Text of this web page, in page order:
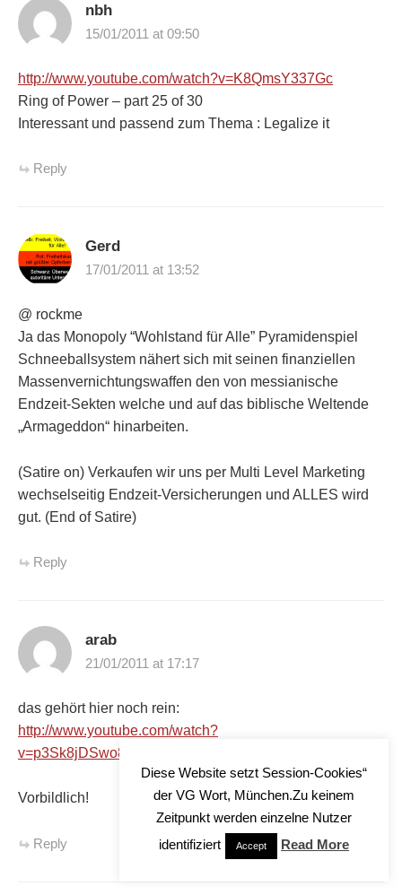
nbh
15/01/2011 at 09:50
http://www.youtube.com/watch?v=K8QmsY337Gc
Ring of Power – part 25 of 30
Interessant und passend zum Thema : Legalize it
Reply
Gerd
17/01/2011 at 13:52
@ rockme
Ja das Monopoly “Wohlstand für Alle” Pyramidenspiel
Schneeballsystem nähert sich mit seinen finanziellen
Massenvernichtungswaffen den von messianische
Endzeit-Sekten welche und auf das biblische Weltende
„Armageddon“ hinarbeiten.
(Satire on) Verkaufen wir uns per Multi Level Marketing
wechselseitig Endzeit-Versicherungen und ALLES wird
gut. (End of Satire)
Reply
arab
21/01/2011 at 17:17
das gehört hier noch rein:
http://www.youtube.com/watch?
v=p3Sk8jDSwo8&feature=related
Vorbildlich!
Reply
Diese Website setzt Session-Cookies“
der VG Wort, München.Zu keinem
Zeitpunkt werden einzelne Nutzer
identifiziert
Accept Read More